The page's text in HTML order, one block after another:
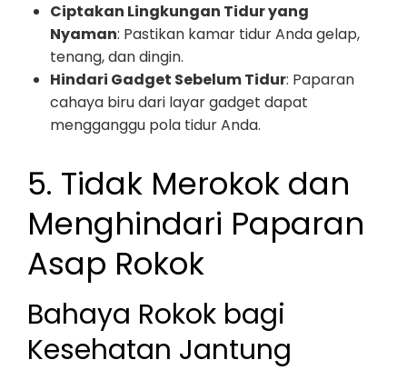
Ciptakan Lingkungan Tidur yang
Nyaman: Pastikan kamar tidur Anda gelap,
tenang, dan dingin.
Hindari Gadget Sebelum Tidur: Paparan
cahaya biru dari layar gadget dapat
mengganggu pola tidur Anda.
5. Tidak Merokok dan
Menghindari Paparan
Asap Rokok
Bahaya Rokok bagi
Kesehatan Jantung